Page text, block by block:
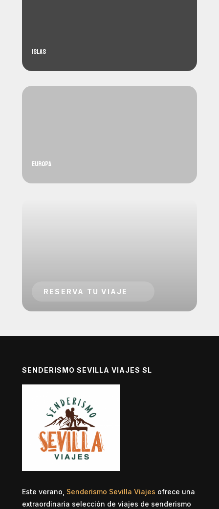
Islas
Europa
SENDERISMO SEVILLA VIAJES SL
Este verano, Senderismo Sevilla Viajes ofrece una
extraordinaria selección de viajes de senderismo